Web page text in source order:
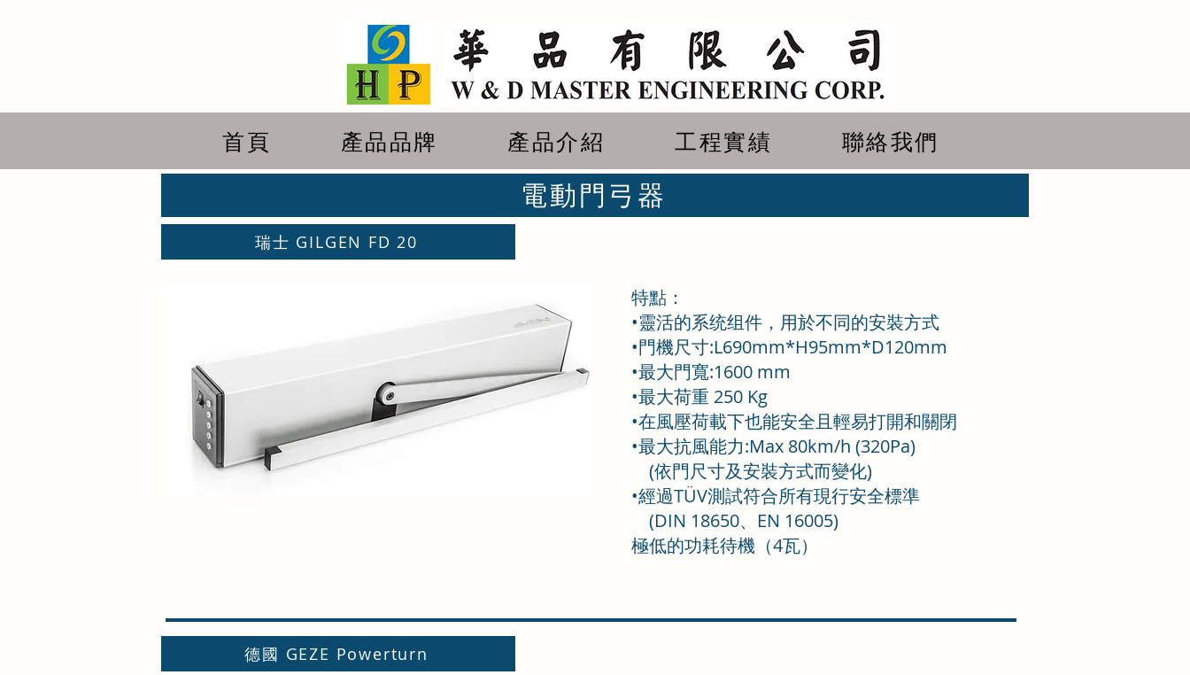
首頁 產品品牌 產品介紹 工程實績 聯絡我們
電動門弓器
瑞士 GILGEN FD 20
特點：
•靈活的系统组件，用於不同的安裝方式
•門機尺寸:L690mm*H95mm*D120mm
•最大門寬:1600 mm
•最大荷重 250 Kg
•在風壓荷載下也能安全且輕易打開和關閉
•最大抗風能力:Max 80km/h (320Pa)
(依門尺寸及安裝方式而變化)
•經過TÜV測試符合所有現行安全標準
(DIN 18650、EN 16005)
極低的功耗待機（4瓦）
德國 GEZE Powerturn